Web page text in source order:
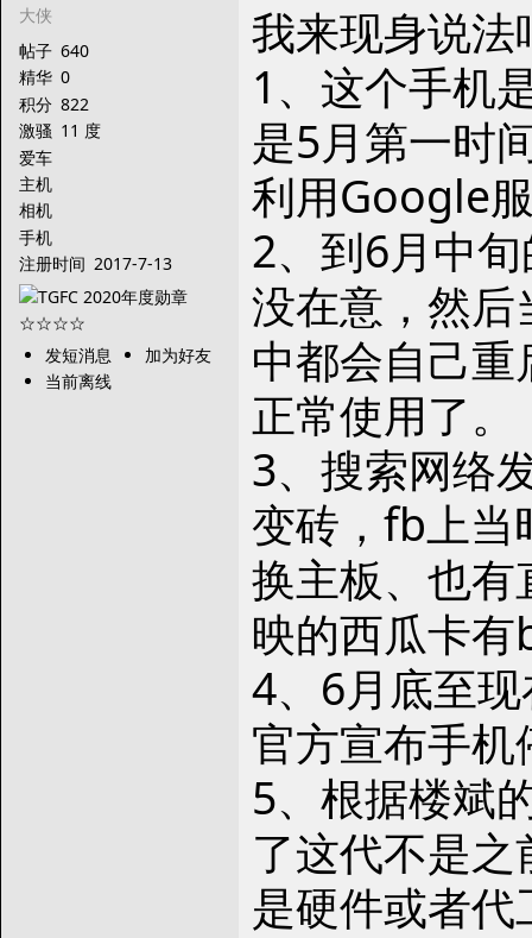
大侠
帖子 640
精华 0
积分 822
激骚 11 度
爱车
主机
相机
手机
注册时间 2017-7-13
发短消息
加为好友
当前离线
我来现身说法
1、这个手机
是5月第一时
利用Google
2、到6月中
没在意，然
中都会自己
正常使用了。
3、搜索网络
变砖，fb上当
换主板、也
映的西瓜卡
4、6月底至
官方宣布手机
5、根据楼斌
了这代不是
是硬件或者